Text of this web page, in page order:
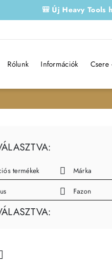
🎒 Új Heavy
Rólunk Információk Csere
termékek Márka
Fazon